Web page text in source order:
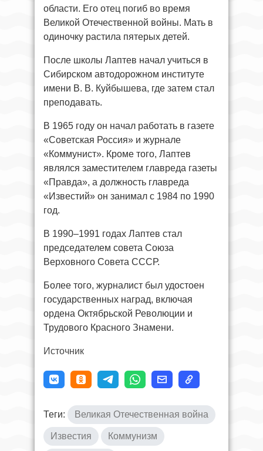
области. Его отец погиб во время
Великой Отечественной войны. Мать в
одиночку растила пятерых детей.
После школы Лаптев начал учиться в
Сибирском автодорожном институте
имени В. В. Куйбышева, где затем стал
преподавать.
В 1965 году он начал работать в газете
«Советская Россия» и журнале
«Коммунист». Кроме того, Лаптев
являлся заместителем главреда газеты
«Правда», а должность главреда
«Известий» он занимал с 1984 по 1990
год.
В 1990–1991 годах Лаптев стал
председателем совета Союза
Верховного Совета СССР.
Более того, журналист был удостоен
государственных наград, включая
ордена Октябрьской Революции и
Трудового Красного Знамени.
Источник
Теги: Великая Отечественная война
Известия Коммунизм